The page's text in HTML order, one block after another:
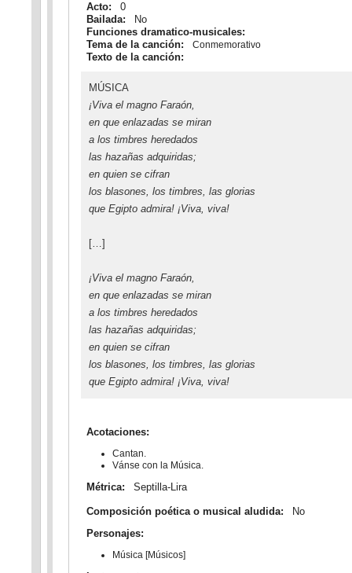
Acto:
0
Bailada:
No
Funciones dramatico-musicales:
Tema de la canción:
Conmemorativo
Texto de la canción:
MÚSICA
¡Viva el magno Faraón,
en que enlazadas se miran
a los timbres heredados
las hazañas adquiridas;
en quien se cifran
los blasones, los timbres, las glorias
que Egipto admira! ¡Viva, viva!
[…]
¡Viva el magno Faraón,
en que enlazadas se miran
a los timbres heredados
las hazañas adquiridas;
en quien se cifran
los blasones, los timbres, las glorias
que Egipto admira! ¡Viva, viva!
Acotaciones:
Cantan.
Vánse con la Música.
Métrica: Septilla-Lira
Composición poética o musical aludida:
No
Personajes:
Música [Músicos]